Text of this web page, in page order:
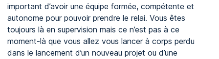
important d’avoir une équipe formée, compétente et
autonome pour pouvoir prendre le relai. Vous êtes
toujours là en supervision mais ce n’est pas à ce
moment-là que vous allez vous lancer à corps perdu
dans le lancement d’un nouveau projet ou d’une